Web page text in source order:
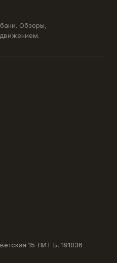
Обзоры,
15 ЛИТ Б, 191036